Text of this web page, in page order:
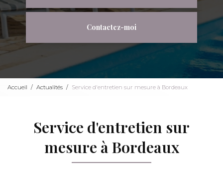
Contactez-moi
Accueil Actualités Service d'entretien sur mesure à Bordeaux
Service d'entretien sur
mesure à Bordeaux